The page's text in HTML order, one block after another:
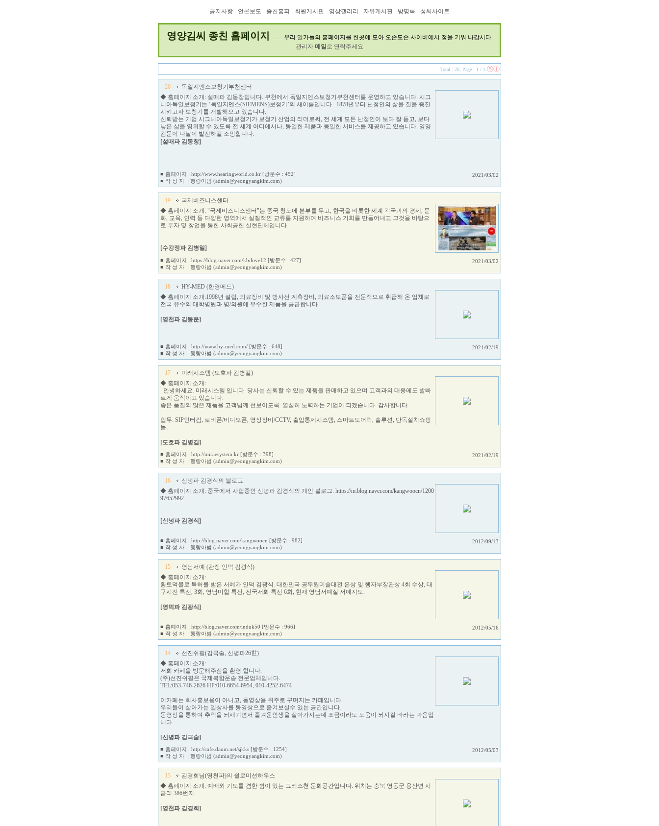
공지사항 · 언론보도 · 종친홈피 · 회원게시판 · 영상갤러리 · 자유게시판 · 방명록 · 성씨사이트
영양김씨 종친 홈페이지
....... 우리 일가들의 홈페이지를 한곳에 모아 오손도손 사이버에서 정을 키워 나갑시다.
관리자 메일 로 연락주세요
Total : 20, Page : 1 / 1 ⓐⓛ
20
독일지멘스보청기부천센터
◆ 홈페이지 소개: 설매파 김동창입니다. 부천에서 독일지멘스보청기부천센터를 운영하고 있습니다. 시그
니아독일보청기는 ‘독일지멘스(SIEMENS)보청기’의 새이름입니다. 1878년부터 난청인의 삶을 질을 증진
시키고자 보청기를 개발해오고 있습니다.
신뢰받는 기업 시그니아독일보청기가 보청기 산업의 리더로써, 전 세계 모든 난청인이 보다 잘 듣고, 보다
낳은 삶을 영위할 수 있도록 전 세계 어디에서나, 동일한 제품과 동일한 서비스를 제공하고 있습니다. 영양
김문이 나날이 발전하길 소망합니다.
[설매파 김동창]
■ 홈페이지 : http://www.hearingworld.co.kr [방문수 : 452]
2021/03/02
■ 작 성 자 : 행랑아범 (admin@yeongyangkim.com)
19
국제비즈니스센터
◆ 홈페이지 소개: "국제비즈니스센터"는 중국 청도에 본부를 두고, 한국을 비롯한 세계 각국과의 경제, 문
화, 교육, 인력 등 다양한 영역에서 실질적인 교류를 지원하여 비즈니스 기회를 만들어내고 그것을 바탕으
로 투자 및 창업을 통한 사회공헌 실현단체입니다.
[수강정파 김병일]
■ 홈페이지 : https://blog.naver.com/kbilove12 [방문수 : 427]
2021/03/02
■ 작 성 자 : 행랑아범 (admin@yeongyangkim.com)
18
HY-MED (한영메드)
◆ 홈페이지 소개:1998년 설립, 의료장비 및 방사선 계측장비, 의료소보품을 전문적으로 취급해 온 업체로
전국 유수의 대학병원과 병/의원에 우수한 제품을 공급합니다
[영천파 김동운]
■ 홈페이지 : http://www.hy-med.com/ [방문수 : 648]
2021/02/19
■ 작 성 자 : 행랑아범 (admin@yeongyangkim.com)
17
미래시스템 (도호파 김병길)
◆ 홈페이지 소개:
안녕하세요. 미래시스템 입니다. 당사는 신뢰할 수 있는 제품을 판매하고 있으며 고객과의 대응에도 발빠
르게 움직이고 있습니다.
좋은 품질의 많은 제품을 고객님께 선보이도록 열심히 노력하는 기업이 되겠습니다. 감사합니다
업무: SIP인터컴, 로비폰/비디오폰, 영상장비/CCTV, 출입통제시스템, 스마트도어락, 솔루션, 단독설치쇼핑
몰,
[도호파 김병길]
■ 홈페이지 : http://miraesystem.kr [방문수 : 398]
2021/02/19
■ 작 성 자 : 행랑아범 (admin@yeongyangkim.com)
16
신녕파 김경식의 블로그
◆ 홈페이지 소개: 중국에서 사업중인 신녕파 김경식의 개인 블로그. https://m.blog.naver.com/kangwoocn/1200
97652992
[신녕파 김경식]
■ 홈페이지 : http://blog.naver.com/kangwoocn [방문수 : 982]
2012/09/13
■ 작 성 자 : 행랑아범 (admin@yeongyangkim.com)
15
영남서예 (관장 인덕 김광식)
◆ 홈페이지 소개:
황토먹물로 특허를 받은 서예가 인덕 김광식. 대한민국 공무원미술대전 은상 및 행자부장관상 4회 수상, 대
구시전 특선, 3회, 영남미협 특선, 전국서화 특선 6회, 현재 영남서예실 서예지도.
[영덕파 김광식]
■ 홈페이지 : http://blog.naver.com/induk50 [방문수 : 966]
2012/05/16
■ 작 성 자 : 행랑아범 (admin@yeongyangkim.com)
14
선진쉬핑(김극술, 신녕파26世)
◆ 홈페이지 소개:
저희 카페을 방문해주심을 환영 합니다.
(주)선진쉬핑은 국제복합운송 전문업체입니다.
TEL:053-746-2626 HP:010-6654-6954, 010-4252-6474
이카페는 회사홍보용이 아니고, 동영상을 위주로 꾸며지는 카페입니다.
우리들이 살아가는 일상사를 동영상으로 즐겨보실수 있는 공간입니다.
동영상을 통하여 추억을 되새기면서 즐겨운인생을 살아가시는데 조금이라도 도움이 되시길 바라는 마음입
니다.
[신녕파 김극술]
■ 홈페이지 : http://cafe.daum.net/sjkks [방문수 : 1254]
2012/05/03
■ 작 성 자 : 행랑아범 (admin@yeongyangkim.com)
13
김경희님(영천파)의 쉴로미션하우스
◆ 홈페이지 소개: 예배와 기도를 겸한 쉼이 있는 그리스천 문화공간입니다. 위치는 충북 영동군 용산면 시
금리 386번지.
[영천파 김경희]